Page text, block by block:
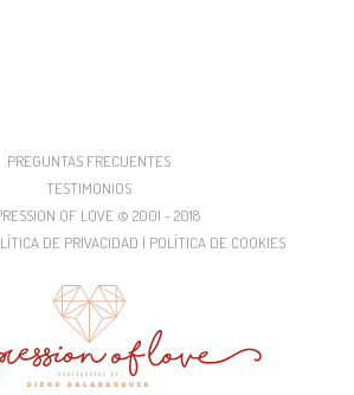
PREGUNTAS FRECUENTES
TESTIMONIOS
OF LOVE © 2001 - 2018
DE PRIVACIDAD | POLÍTICA DE COOKIES